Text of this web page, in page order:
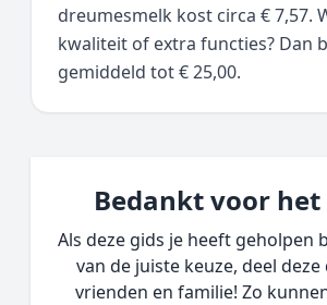
dreumesmelk kost circa € 7,57.
kwaliteit of extra functies? Dan
gemiddeld tot € 25,00.
Bedankt voor het
Als deze gids je heeft geholpen
van de juiste keuze, deel
vrienden en familie! Zo